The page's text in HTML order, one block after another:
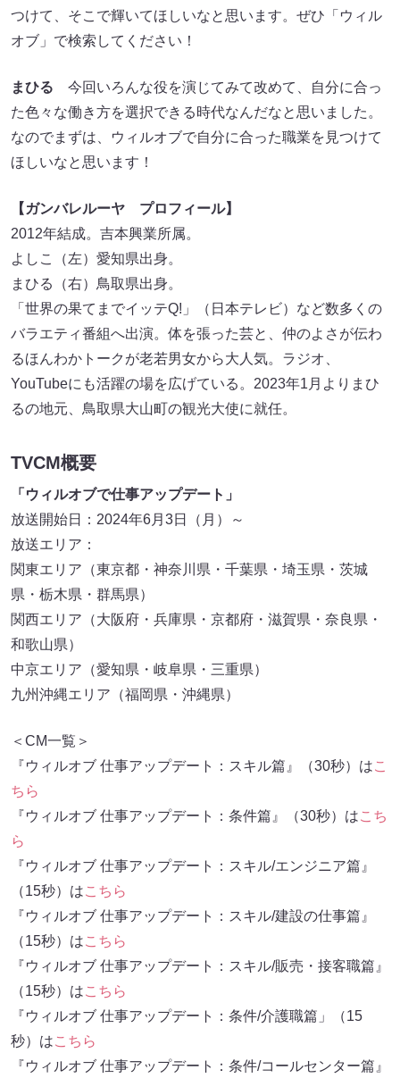
つけて、そこで輝いてほしいなと思います。ぜひ「ウィル
オブ」で検索してください！
まひる 今回いろんな役を演じてみて改めて、自分に合っ
た色々な働き方を選択できる時代なんだなと思いました。
なのでまずは、ウィルオブで自分に合った職業を見つけて
ほしいなと思います！
【ガンバレルーヤ プロフィール】
2012年結成。吉本興業所属。
よしこ（左）愛知県出身。
まひる（右）鳥取県出身。
「世界の果てまでイッテQ!」（日本テレビ）など数多くの
バラエティ番組へ出演。体を張った芸と、仲のよさが伝わ
るほんわかトークが老若男女から大人気。ラジオ、
YouTubeにも活躍の場を広げている。2023年1月よりまひ
るの地元、鳥取県大山町の観光大使に就任。
TVCM概要
「ウィルオブで仕事アップデート」
放送開始日：2024年6月3日（月）～
放送エリア：
関東エリア（東京都・神奈川県・千葉県・埼玉県・茨城
県・栃木県・群馬県）
関西エリア（大阪府・兵庫県・京都府・滋賀県・奈良県・
和歌山県）
中京エリア（愛知県・岐阜県・三重県）
九州沖縄エリア（福岡県・沖縄県）
＜CM一覧＞
『ウィルオブ 仕事アップデート：スキル篇』（30秒）はこ
ちら
『ウィルオブ 仕事アップデート：条件篇』（30秒）はこち
ら
『ウィルオブ 仕事アップデート：スキル/エンジニア篇』
（15秒）はこちら
『ウィルオブ 仕事アップデート：スキル/建設の仕事篇』
（15秒）はこちら
『ウィルオブ 仕事アップデート：スキル/販売・接客職篇』
（15秒）はこちら
『ウィルオブ 仕事アップデート：条件/介護職篇」（15
秒）はこちら
『ウィルオブ 仕事アップデート：条件/コールセンター篇』